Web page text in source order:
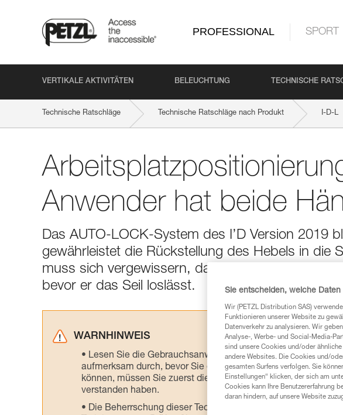
PROFESSIONAL SPORT
VERTIKALE AKTIVITÄTEN BELEUCHTUNG TECHNISCHE
Technische Ratschläge Technische Ratschläge nach Produkt I-D-L
Anwender hat beide
Das AUTO-LOCK-System des I’D Version 2019
gewährleistet die Rückstellung des Hebels in die
muss sich vergewissern, dass der Griff in die
bevor er das Seil loslässt.
WARNHINWEIS
Lesen Sie die Gebrauchsanweisungen der Produkte, um die
aufmerksam durch, bevor Sie diesen zu Rate ziehen. Um
können, müssen Sie zuerst die in der Gebrauchsanweisung
verstanden haben.
Die Beherrschung dieser Techniken setzt eine
Sie entscheiden, welche Daten
Wir (PETZL Distribution SAS)
Funktionieren unserer Website zu
Datenverkehr zu analysieren. Wir
Analyse-, Werbe- und Social-Media-
sind unsere Cookies und/oder
andere Websites. Die Cookies und/
gesamten Surfens verfolgen. Sie
Einstellungen“ klicken, der sich am
Cookies kann Ihre Benutzererfahrung
daran hindern, auf unsere Website